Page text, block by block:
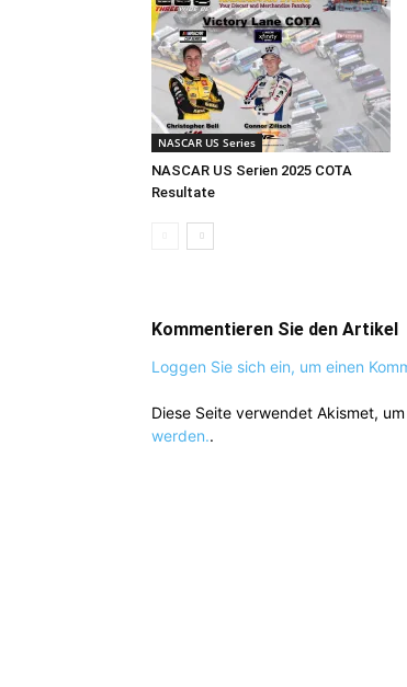
NASCAR US Series
NASCAR US Serien 2025 COTA
Resultate
Kommentieren Sie den Artikel
Loggen Sie sich ein, um einen
Diese Seite verwendet Akismet,
werden..